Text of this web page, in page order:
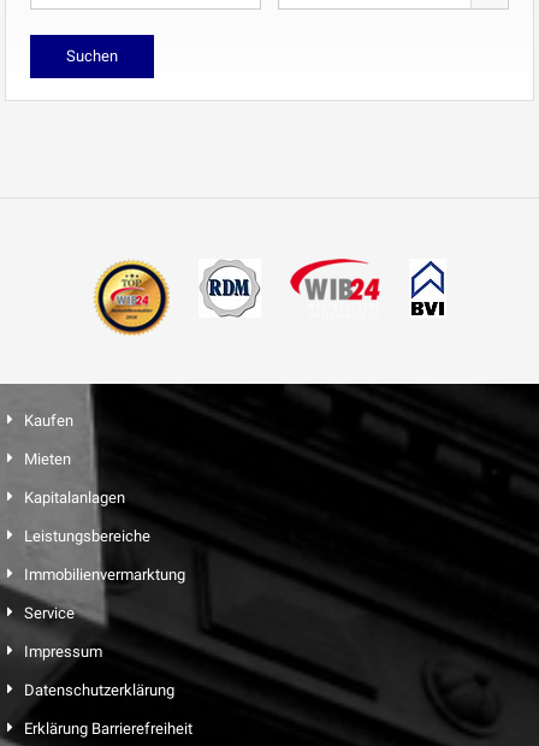
Kaufen
Mieten
Kapitalanlagen
Leistungsbereiche
Immobilienvermarktung
Service
Impressum
Datenschutzerklärung
Erklärung Barrierefreiheit